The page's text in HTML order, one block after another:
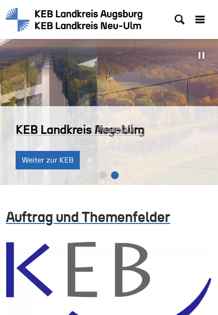
KEB Landkreis Augsburg
Weiter zur KEB
KEB Landkreis Neu-Ulm
Weiter zur KEB
KEB Landkreis Augsburg
Weiter zur KEB
KEB Landkreis Neu-Ulm
Weiter zur KEB
Auftrag und Themenfelder